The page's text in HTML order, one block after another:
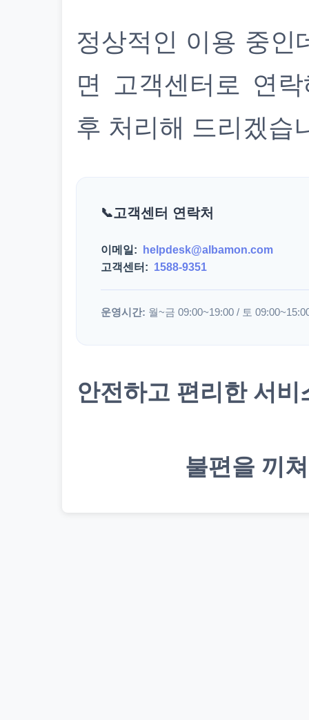
정상적인 이용 중인
면 고객센터로 연
후 처리해 드리겠습
고객센터 연락처
이메일:
helpdesk@albamon.com
고객센터: 1588-9351
운영시간: 월~금 09:00~19:00 / 토
안전하고 편리한 서
불편을 끼